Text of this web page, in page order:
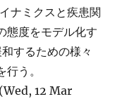
ナミクスと疾患関
態度をモデル化す
するための様々
う。
12 Mar